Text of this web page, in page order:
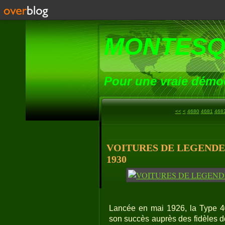
Pour une vraie
<< < 4600
4610
4620
4630
4640
4650
4660
4670
4680 4681
VOITURES DE
1930
Lancée en mai 1926, la Type
son succès auprès des fidèles